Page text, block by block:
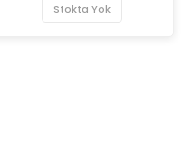
Stokta Yok